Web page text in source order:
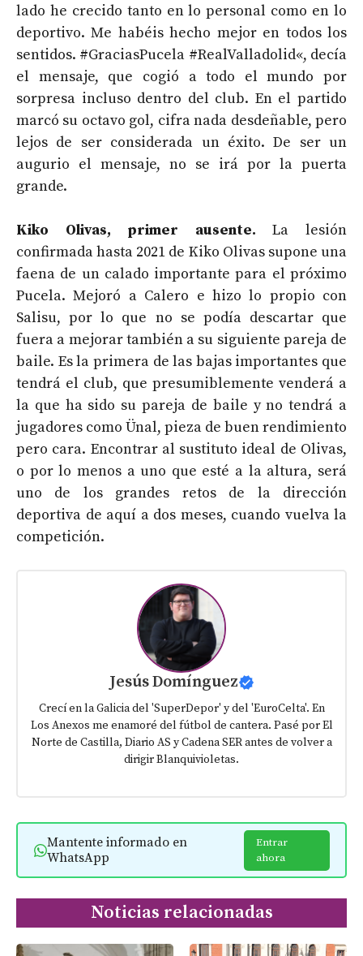
lado he crecido tanto en lo personal como en lo
deportivo. Me habéis hecho mejor en todos los
sentidos. #GraciasPucela #RealValladolid«, decía
el mensaje, que cogió a todo el mundo por
sorpresa incluso dentro del club. En el partido
marcó su octavo gol, cifra nada desdeñable, pero
lejos de ser considerada un éxito. De ser un
augurio el mensaje, no se irá por la puerta
grande.
Kiko Olivas, primer ausente. La lesión
confirmada hasta 2021 de Kiko Olivas supone una
faena de un calado importante para el próximo
Pucela. Mejoró a Calero e hizo lo propio con
Salisu, por lo que no se podía descartar que
fuera a mejorar también a su siguiente pareja de
baile. Es la primera de las bajas importantes que
tendrá el club, que presumiblemente venderá a
la que ha sido su pareja de baile y no tendrá a
jugadores como Ünal, pieza de buen rendimiento
pero cara. Encontrar al sustituto ideal de Olivas,
o por lo menos a uno que esté a la altura, será
uno de los grandes retos de la dirección
deportiva de aquí a dos meses, cuando vuelva la
competición.
Jesús Domínguez
Crecí en la Galicia del 'SuperDepor' y del 'EuroCelta'. En
Los Anexos me enamoré del fútbol de cantera. Pasé por El
Norte de Castilla, Diario AS y Cadena SER antes de volver a
dirigir Blanquivioletas.
Mantente informado en
WhatsApp
Entrar
ahora
Noticias relacionadas